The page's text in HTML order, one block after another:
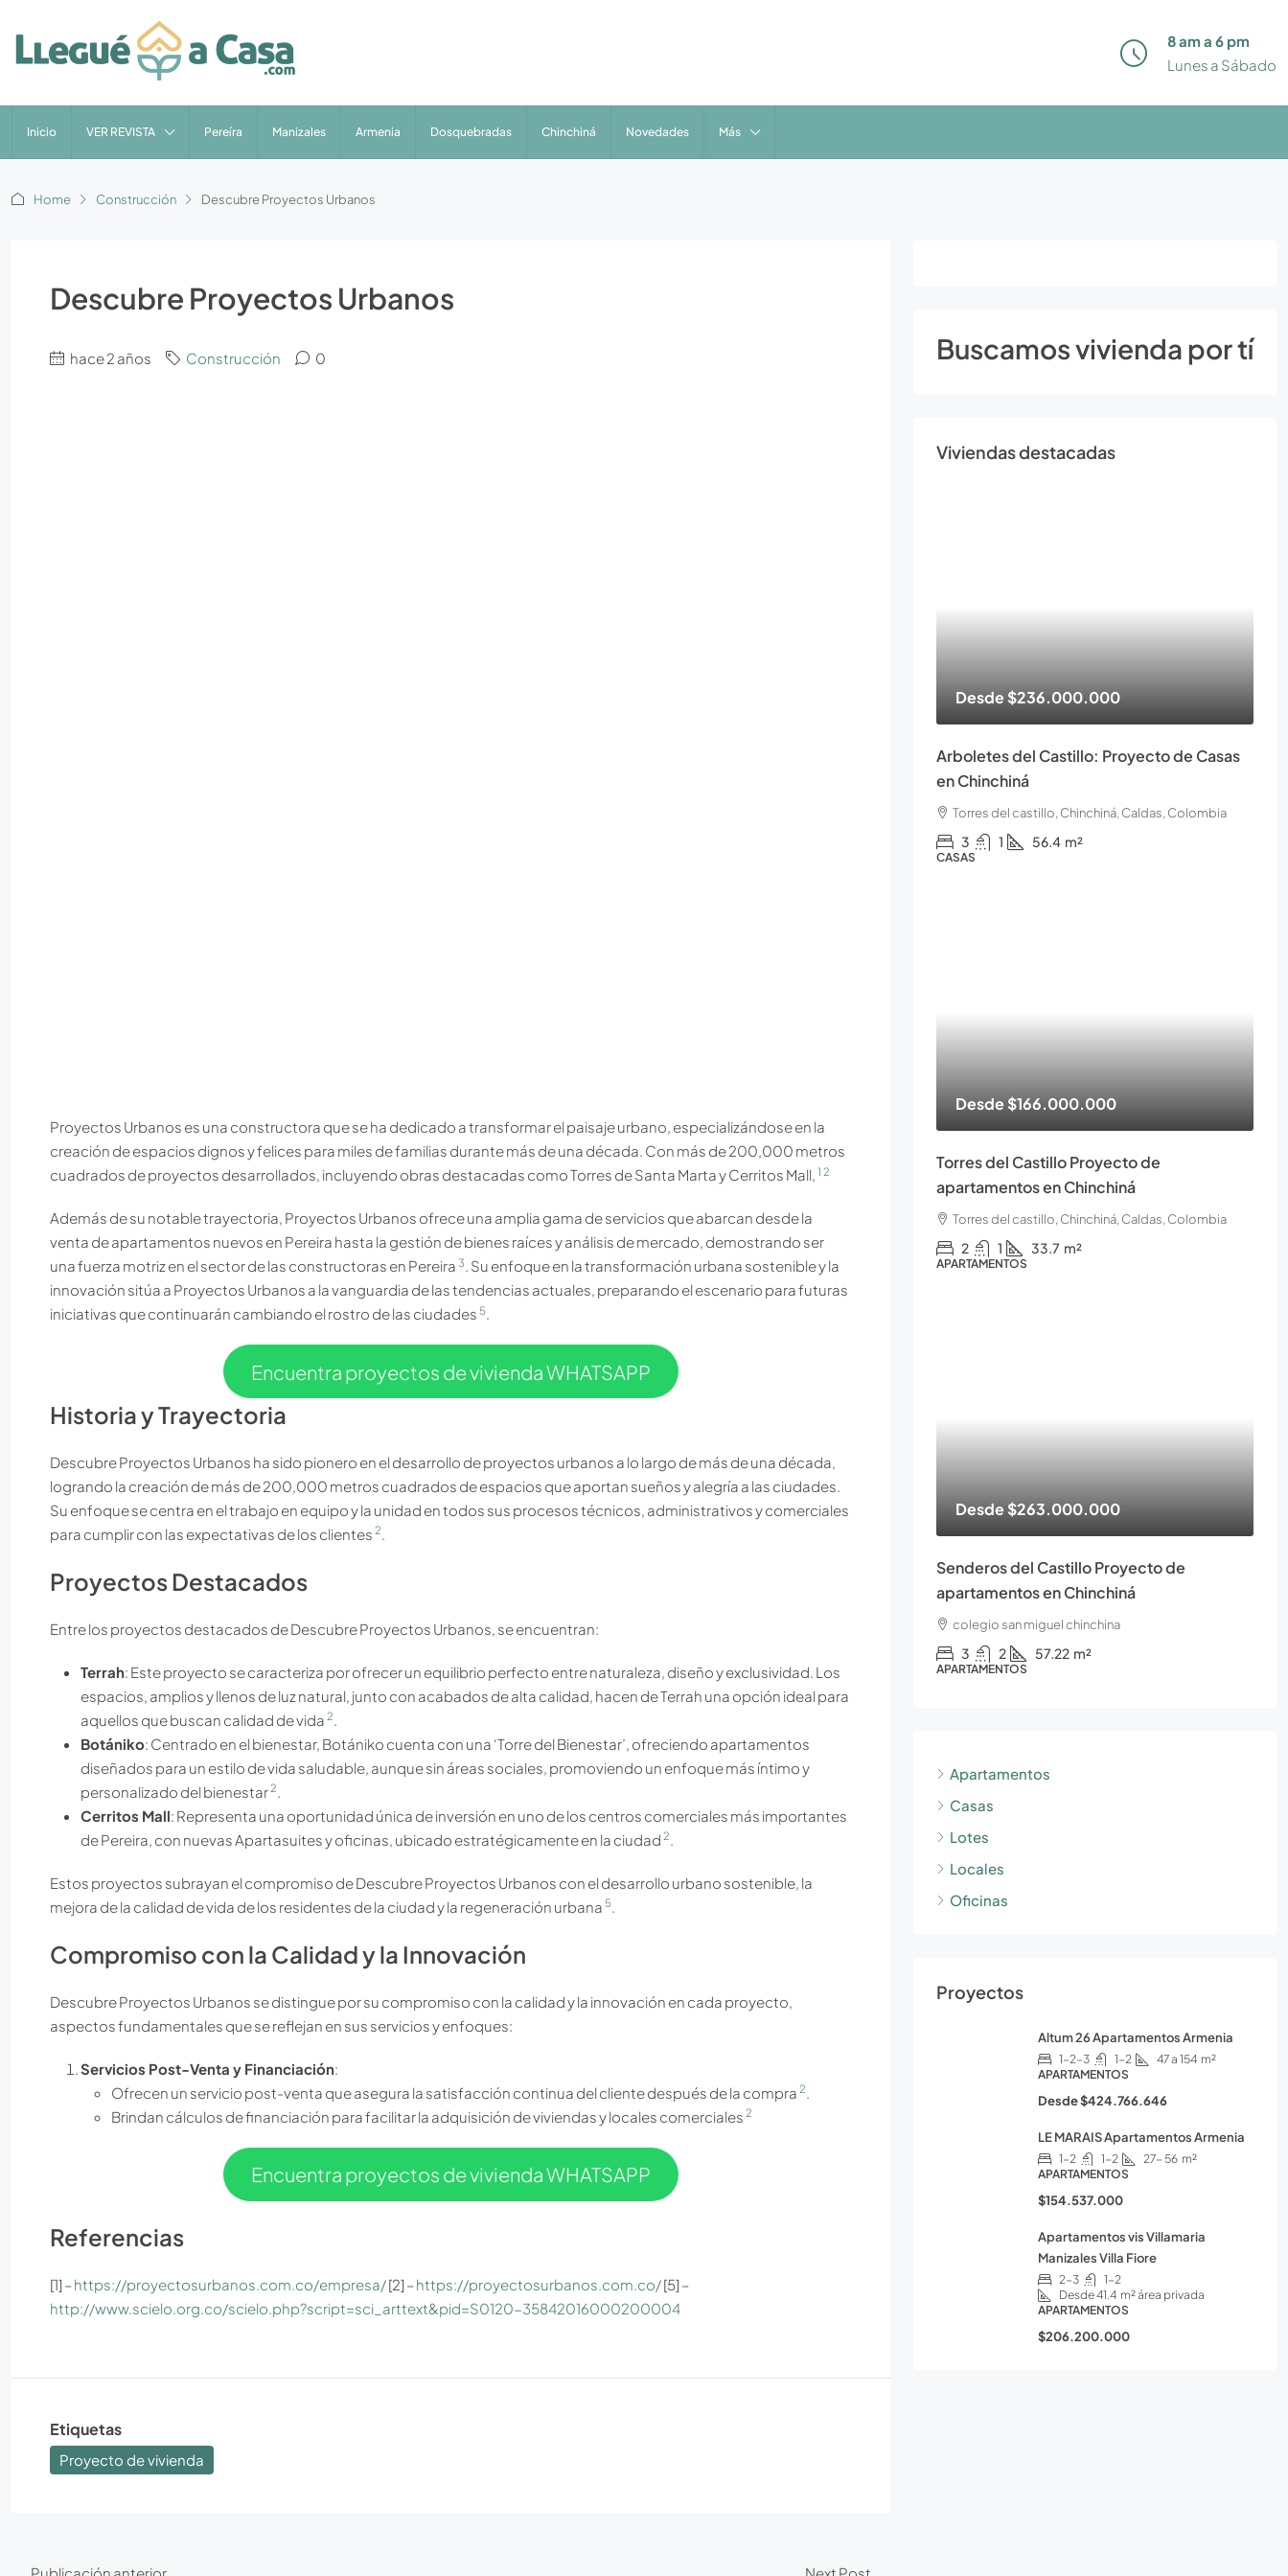
8 am a 6 pm
Lunes a Sábado
Inicio VER REVISTA Pereíra Manizales Armenia Dosquebradas Chinchiná Novedades Más
Home Construcción Descubre Proyectos Urbanos
Descubre Proyectos Urbanos
hace 2 años Construcción 0
Proyectos Urbanos es una constructora que se ha dedicado a transformar el paisaje urbano, especializándose en la
creación de espacios dignos y felices para miles de familias durante más de una década. Con más de 200,000 metros
cuadrados de proyectos desarrollados, incluyendo obras destacadas como Torres de Santa Marta y Cerritos Mall, 1 2
Además de su notable trayectoria, Proyectos Urbanos ofrece una amplia gama de servicios que abarcan desde la
venta de apartamentos nuevos en Pereira hasta la gestión de bienes raíces y análisis de mercado, demostrando ser
una fuerza motriz en el sector de las constructoras en Pereira 3. Su enfoque en la transformación urbana sostenible y la
innovación sitúa a Proyectos Urbanos a la vanguardia de las tendencias actuales, preparando el escenario para futuras
iniciativas que continuarán cambiando el rostro de las ciudades 5.
Encuentra proyectos de vivienda WHATSAPP
Historia y Trayectoria
Descubre Proyectos Urbanos ha sido pionero en el desarrollo de proyectos urbanos a lo largo de más de una década,
logrando la creación de más de 200,000 metros cuadrados de espacios que aportan sueños y alegría a las ciudades.
Su enfoque se centra en el trabajo en equipo y la unidad en todos sus procesos técnicos, administrativos y comerciales
para cumplir con las expectativas de los clientes 2.
Proyectos Destacados
Entre los proyectos destacados de Descubre Proyectos Urbanos, se encuentran:
Terrah: Este proyecto se caracteriza por ofrecer un equilibrio perfecto entre naturaleza, diseño y exclusividad. Los
espacios, amplios y llenos de luz natural, junto con acabados de alta calidad, hacen de Terrah una opción ideal para
aquellos que buscan calidad de vida 2.
Botániko: Centrado en el bienestar, Botániko cuenta con una ‘Torre del Bienestar’, ofreciendo apartamentos
diseñados para un estilo de vida saludable, aunque sin áreas sociales, promoviendo un enfoque más íntimo y
personalizado del bienestar2.
Cerritos Mall: Representa una oportunidad única de inversión en uno de los centros comerciales más importantes
de Pereira, con nuevas Apartasuites y oficinas, ubicado estratégicamente en la ciudad 2.
Estos proyectos subrayan el compromiso de Descubre Proyectos Urbanos con el desarrollo urbano sostenible, la
mejora de la calidad de vida de los residentes de la ciudad y la regeneración urbana 5.
Compromiso con la Calidad y la Innovación
Descubre Proyectos Urbanos se distingue por su compromiso con la calidad y la innovación en cada proyecto,
aspectos fundamentales que se reflejan en sus servicios y enfoques:
Servicios Post-Venta y Financiación:
Ofrecen un servicio post-venta que asegura la satisfacción continua del cliente después de la compra 2.
Brindan cálculos de financiación para facilitar la adquisición de viviendas y locales comerciales 2
Encuentra proyectos de vivienda WHATSAPP
Referencias
[1] – https://proyectosurbanos.com.co/empresa/[2] – https://proyectosurbanos.com.co/[5] –
http://www.scielo.org.co/scielo.php?script=sci_arttext&pid=S0120-35842016000200004
Etiquetas
Proyecto de vivienda
Publicación anterior Next Post
Buscamos vivienda por tí
Viviendas destacadas
Desde$236.000.000
Arboletes del Castillo: Proyecto de Casas
en Chinchiná
Torres del castillo, Chinchiná, Caldas, Colombia
3 1 56.4 m²
CASAS
Desde$166.000.000
Torres del Castillo Proyecto de
apartamentos en Chinchiná
Torres del castillo, Chinchiná, Caldas, Colombia
2 1 33.7 m²
APARTAMENTOS
Desde$263.000.000
Senderos del Castillo Proyecto de
apartamentos en Chinchiná
colegio san miguel chinchina
3 2 57.22 m²
APARTAMENTOS
Apartamentos
Casas
Lotes
Locales
Oficinas
Proyectos
Altum 26 Apartamentos Armenia
1-2-3 1-2 47 a 154 m²
APARTAMENTOS
Desde$424.766.646
LE MARAIS Apartamentos Armenia
1-2 1-2 27- 56 m²
APARTAMENTOS
$154.537.000
Apartamentos vis Villamaria
Manizales Villa Fiore
2-3
1-2
Desde 41.4 m² área privada
APARTAMENTOS
$206.200.000